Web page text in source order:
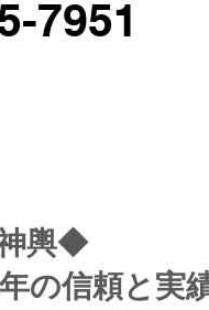
7951
輿◆
の信頼と実